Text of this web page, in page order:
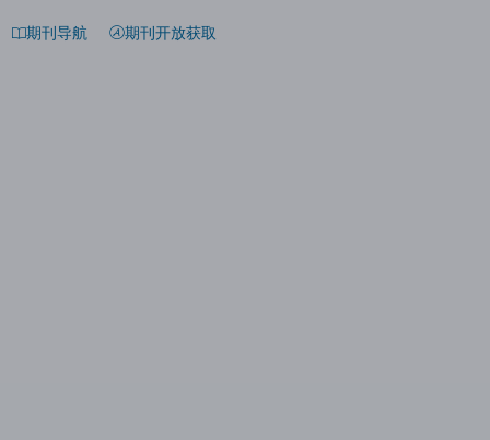
期刊导航 期刊开放获取